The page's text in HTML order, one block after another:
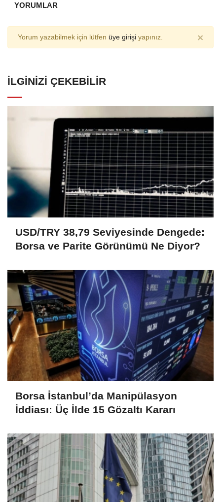
YORUMLAR
Yorum yazabilmek için lütfen üye girişi yapınız. ×
İLGINIZI ÇEKEBILIR
USD/TRY 38,79 Seviyesinde Dengede:
Borsa ve Parite Görünümü Ne Diyor?
Borsa İstanbul’da Manipülasyon
İddiası: Üç İlde 15 Gözaltı Kararı